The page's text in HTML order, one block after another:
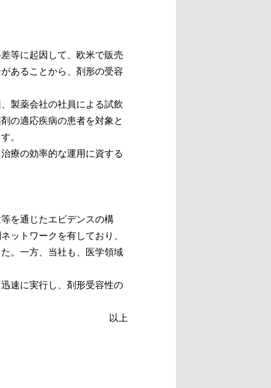
等に起因して、欧米で販売
あることから、剤形の受容
製薬会社の社員による試飲
の適応疾病の患者を対象と
。
療の効率的な運用に資する
を通じたエビデンスの構
ットワークを有しており、
。一方、当社も、医学領域
速に実行し、剤形受容性の
以上